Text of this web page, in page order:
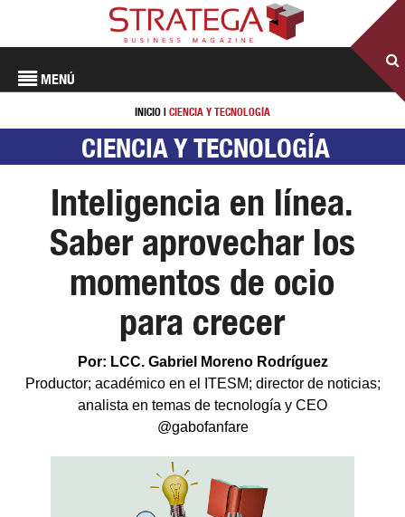
MENÚ
INICIO | CIENCIA Y TECNOLOGÍA
CIENCIA Y TECNOLOGÍA
Inteligencia en línea.
Saber aprovechar los
momentos de ocio
para crecer
Por: LCC. Gabriel Moreno Rodríguez
Productor; académico en el ITESM; director de noticias;
analista en temas de tecnología y CEO
@gabofanfare